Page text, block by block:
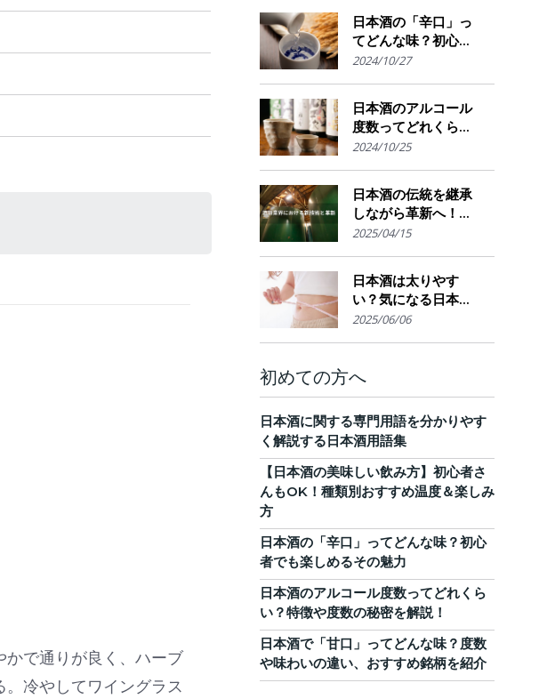
で通りが良く、ハーブ
冷やしてワイングラス
日本酒の「辛口」っ
てどんな味？初心者
でも楽しめるその魅
2024/10/27
日本酒のアルコール
度数ってどれくら
い？特徴や度数の秘
2024/10/25
日本酒の伝統を継承
しながら革新へ！
AI・IoTが実現する革
の未来展望
2025/04/15
日本酒は太りやす
い？気になる日本酒
のカロリーと糖質。
2025/06/06
初めての方へ
日本酒に関する専門用語を分かりやす
く解説する日本酒用語集
【日本酒の美味しい飲み方】初心者さ
んもOK！種類別おすすめ温度＆楽しみ
方
日本酒の「辛口」ってどんな味？初心
者でも楽しめるその魅力
日本酒のアルコール度数ってどれくら
い？特徴や度数の秘密を解説！
日本酒で「甘口」ってどんな味？度数
や味わいの違い、おすすめ銘柄を紹介